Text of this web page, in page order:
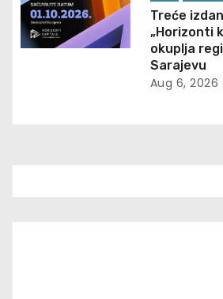
Treće
„Horizonti
okuplja
Sarajevu
Aug 6, 2026